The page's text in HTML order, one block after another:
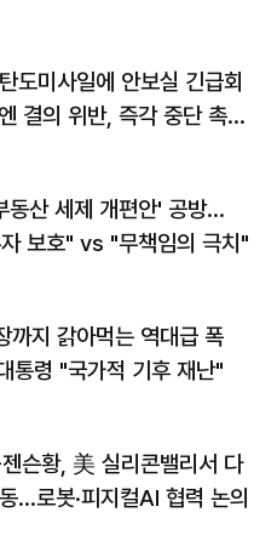
도미사일에 안보실 긴급회
결의 위반, 즉각 중단 촉
동산 세제 개편안' 공방…
보호" vs "무책임의 극치"
까지 갉아먹는 역대급 폭
통령 "국가적 기후 재난"
슨황, 美 실리콘밸리서 다
…로봇·피지컬AI 협력 논의